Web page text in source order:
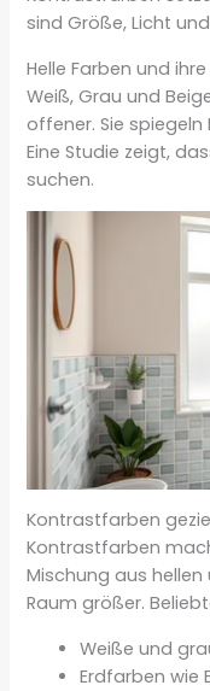
sind Größe, Licht
Helle Farben und
Weiß, Grau und
offener. Sie
Eine Studie zeigt,
suchen.
Kontrastfarben
Kontrastfarben
Mischung aus
Raum größer.
Weiße und
Erdfarben wie